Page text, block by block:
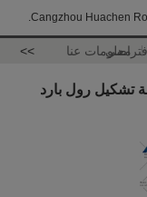
Cangzhou Huachen
معلومات عنا >>